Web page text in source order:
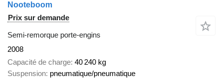
Nooteboom
Prix sur demande
Semi-remorque porte-engins
2008
Capacité de charge 40 240 kg
Suspension pneumatique/pneumatique